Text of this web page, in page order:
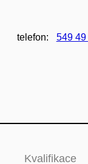
telefon: 549 49
Kvalifikace